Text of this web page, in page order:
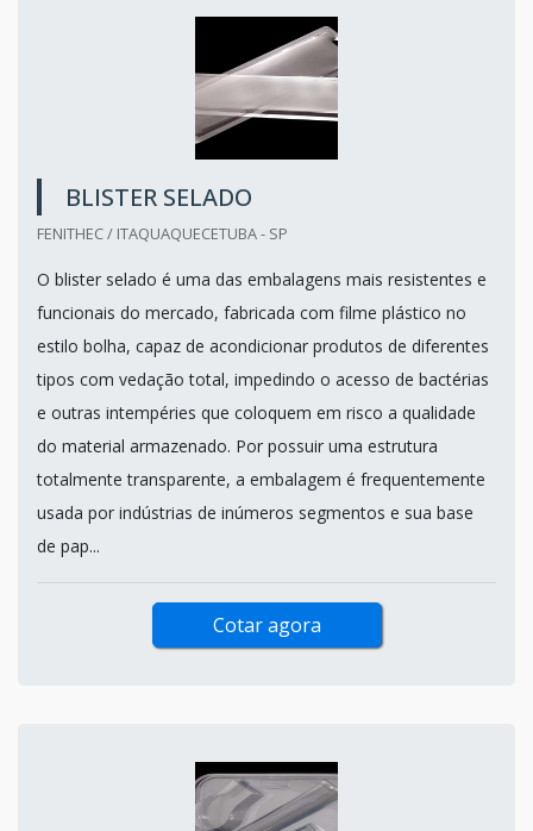
BLISTER SELADO
FENITHEC / ITAQUAQUECETUBA - SP
O blister selado é uma das embalagens mais resistentes e
funcionais do mercado, fabricada com filme plástico no
estilo bolha, capaz de acondicionar produtos de diferentes
tipos com vedação total, impedindo o acesso de bactérias
e outras intempéries que coloquem em risco a qualidade
do material armazenado. Por possuir uma estrutura
totalmente transparente, a embalagem é frequentemente
usada por indústrias de inúmeros segmentos e sua base
de pap...
Cotar agora